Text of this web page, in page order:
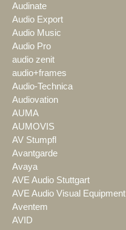
Audinate
Audio Export
Audio Music
Audio Pro
audio zenit
audio+frames
Audio-Technica
Audiovation
AUMA
AUMOVIS
AV Stumpfl
Avantgarde
Avaya
AVE Audio Stuttgart
AVE Audio Visual Equipment
Aventem
AVID